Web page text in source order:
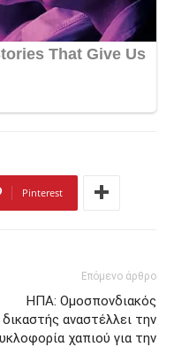
Pinterest
Επόμενο άρθρο
ΗΠΑ: Ομοσπονδιακός
δικαστής αναστέλλει την
χαπιού για την